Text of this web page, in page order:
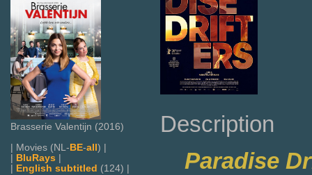
Brasserie Valentijn (2016)
| Movies (NL-BE-all) |
| BluRays |
| English subtitled (124) |
Description
Paradise